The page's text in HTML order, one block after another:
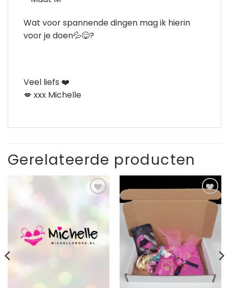
Wat voor spannende dingen mag ik hierin
voor je doen💦😋?
Veel liefs ❤️
💋 xxx Michelle
Gerelateerde producten